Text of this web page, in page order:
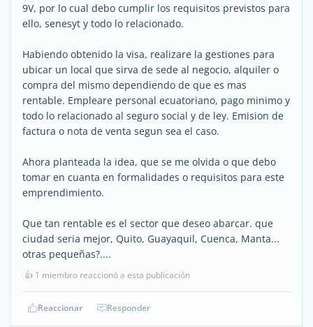
9V, por lo cual debo cumplir los requisitos previstos para
ello, senesyt y todo lo relacionado.
Habiendo obtenido la visa, realizare la gestiones para
ubicar un local que sirva de sede al negocio, alquiler o
compra del mismo dependiendo de que es mas
rentable. Empleare personal ecuatoriano, pago minimo y
todo lo relacionado al seguro social y de ley. Emision de
factura o nota de venta segun sea el caso.
Ahora planteada la idea, que se me olvida o que debo
tomar en cuanta en formalidades o requisitos para este
emprendimiento.
Que tan rentable es el sector que deseo abarcar. que
ciudad seria mejor, Quito, Guayaquil, Cuenca, Manta...
otras pequeñas?....
👍 1 miembro reaccionó a esta publicación
Reaccionar Responder